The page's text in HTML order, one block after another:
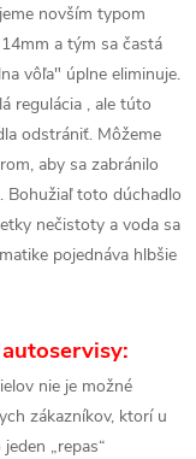
novším typom
a tým sa častá
vôľa" úplne eliminuje.
regulácia , ale túto
odstrániť. Môžeme
aby sa zabránilo
Bohužiaľ toto dúchadlo
nečistoty a voda sa
pojednáva hlbšie
nie je možné
zákazníkov, ktorí u
„repas“